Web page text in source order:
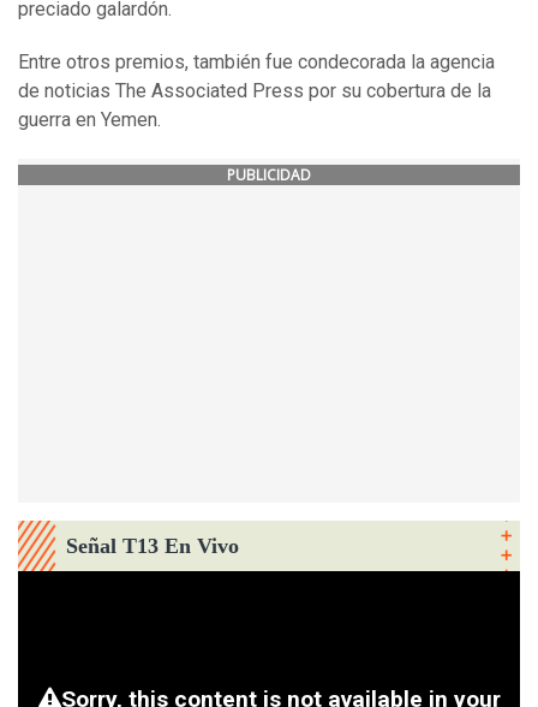
preciado galardón.
Entre otros premios, también fue condecorada la agencia
de noticias The Associated Press por su cobertura de la
guerra en Yemen.
PUBLICIDAD
Señal T13 En Vivo